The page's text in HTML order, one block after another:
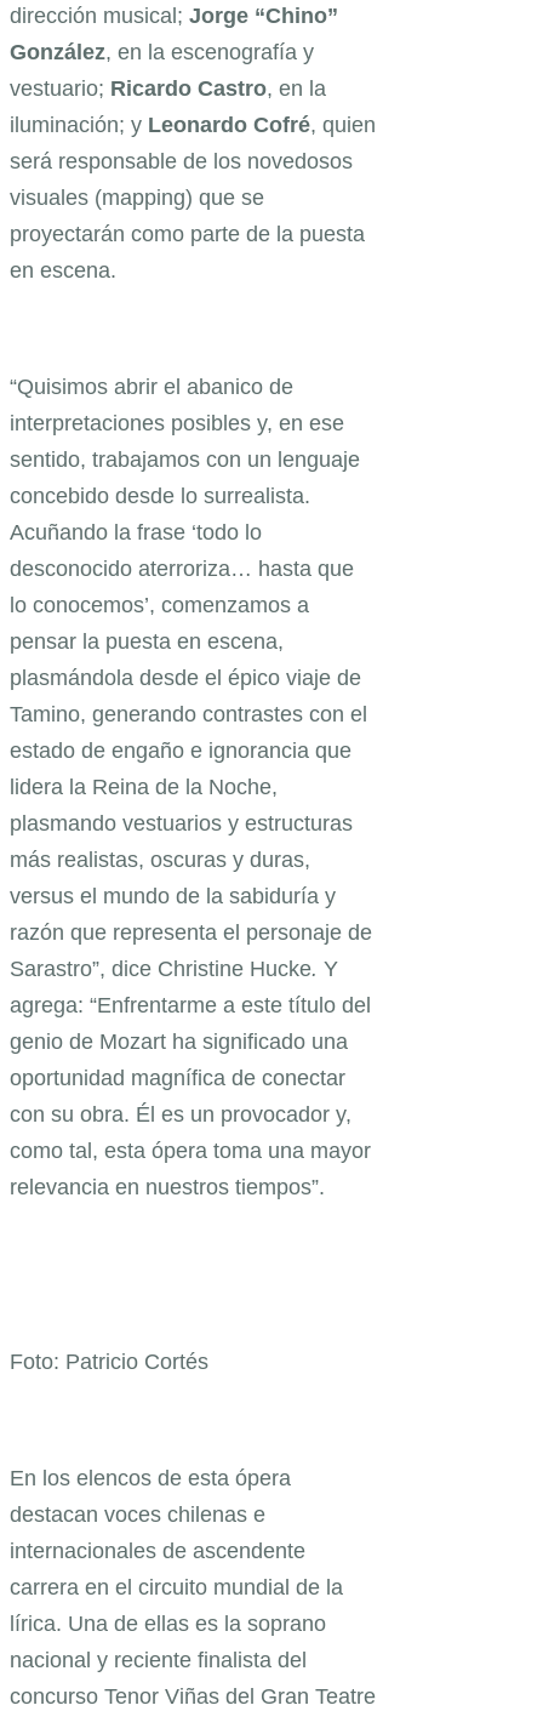
dirección musical; Jorge “Chino”
González, en la escenografía y
vestuario; Ricardo Castro, en la
iluminación; y Leonardo Cofré, quien
será responsable de los novedosos
visuales (mapping) que se
proyectarán como parte de la puesta
en escena.
“Quisimos abrir el abanico de
interpretaciones posibles y, en ese
sentido, trabajamos con un lenguaje
concebido desde lo surrealista.
Acuñando la frase ‘todo lo
desconocido aterroriza… hasta que
lo conocemos’, comenzamos a
pensar la puesta en escena,
plasmándola desde el épico viaje de
Tamino, generando contrastes con el
estado de engaño e ignorancia que
lidera la Reina de la Noche,
plasmando vestuarios y estructuras
más realistas, oscuras y duras,
versus el mundo de la sabiduría y
razón que representa el personaje de
Sarastro”, dice Christine Hucke. Y
agrega: “Enfrentarme a este título del
genio de Mozart ha significado una
oportunidad magnífica de conectar
con su obra. Él es un provocador y,
como tal, esta ópera toma una mayor
relevancia en nuestros tiempos”.
Foto: Patricio Cortés
En los elencos de esta ópera
destacan voces chilenas e
internacionales de ascendente
carrera en el circuito mundial de la
lírica. Una de ellas es la soprano
nacional y reciente finalista del
concurso Tenor Viñas del Gran Teatre